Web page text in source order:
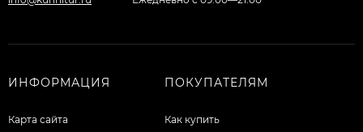
ИНФОРМАЦИЯ
Карта сайта
ПОКУПАТЕЛЯМ
Как купить